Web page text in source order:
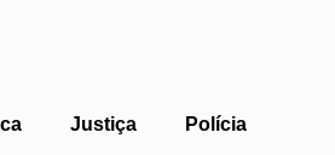
Justiça Polícia